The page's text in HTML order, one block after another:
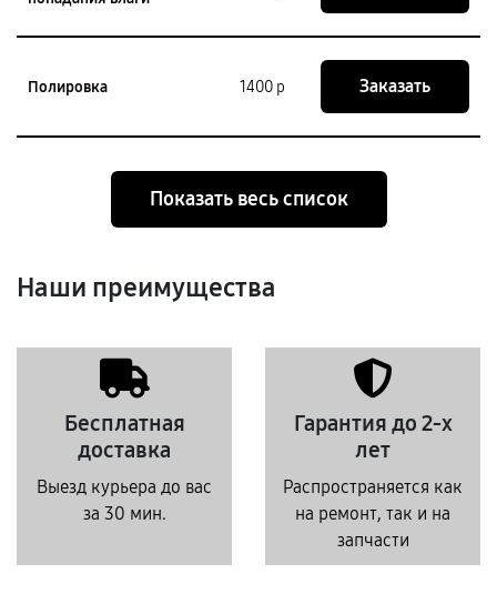
Полировка 1400 р Заказать
Показать весь список
Наши преимущества
Бесплатная
доставка
Выезд курьера до вас
за 30 мин.
Гарантия до 2-х
лет
Распространяется как
на ремонт, так и на
запчасти